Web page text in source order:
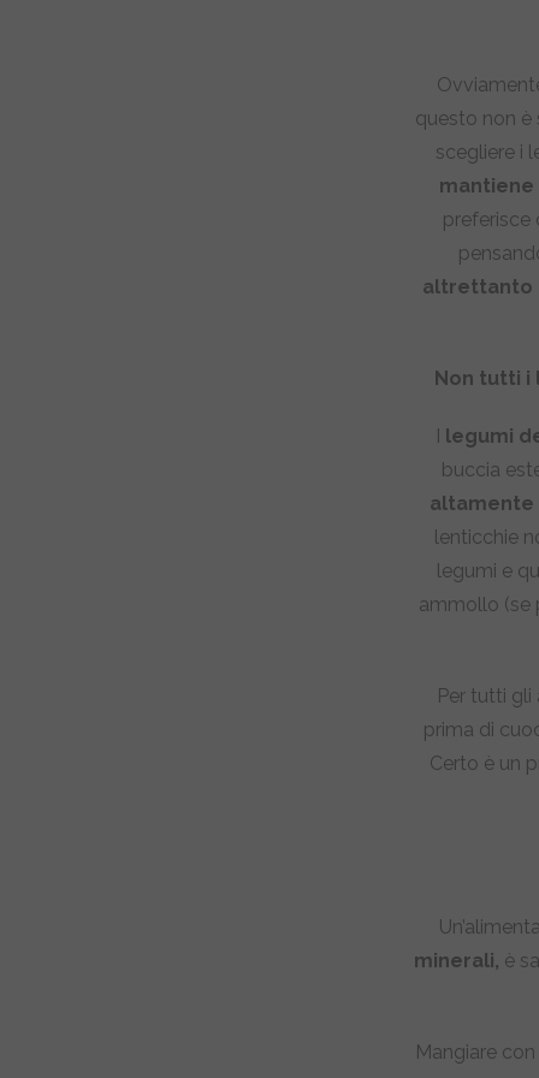
questo non è
scegliere i
preferisce
altrettanto
Non tutti i
I legumi
buccia
altamente
lenticchie
legumi e
ammollo (se
Per tutti
prima di
Certo è un
minerali, è
Mangiare